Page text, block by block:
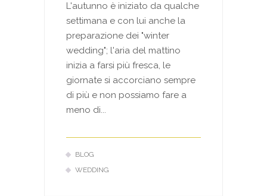
L'autunno è iniziato da qualche
settimana e con lui anche la
preparazione dei "winter
wedding"; l'aria del mattino
inizia a farsi più fresca, le
giornate si accorciano sempre
di più e non possiamo fare a
meno di...
BLOG
WEDDING